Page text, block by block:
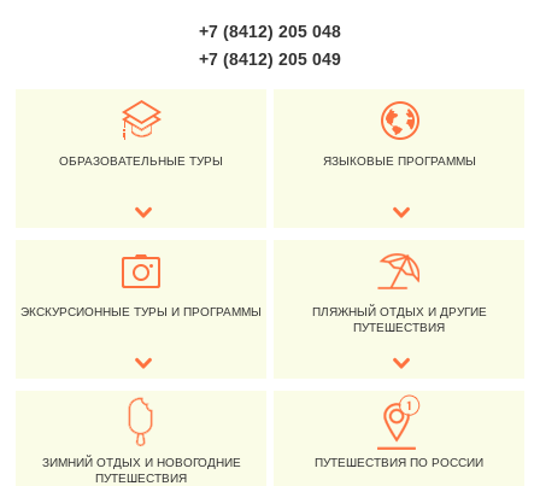
+7 (8412) 205 048
+7 (8412) 205 049
ОБРАЗОВАТЕЛЬНЫЕ ТУРЫ ЯЗЫКОВЫЕ ПРОГРАММЫ
ЭКСКУРСИОННЫЕ ТУРЫ И ПРОГРАММЫ
ПЛЯЖНЫЙ ОТДЫХ И ДРУГИЕ
ПУТЕШЕСТВИЯ
ЗИМНИЙ ОТДЫХ И НОВОГОДНИЕ
ПУТЕШЕСТВИЯ
ПУТЕШЕСТВИЯ ПО РОССИИ